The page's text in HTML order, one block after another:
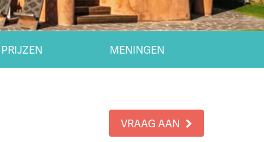
MENINGEN
VRAAG AAN